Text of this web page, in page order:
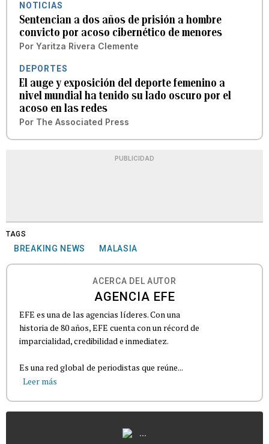
NOTICIAS
Sentencian a dos años de prisión a hombre
convicto por acoso cibernético de menores
Por Yaritza Rivera Clemente
DEPORTES
El auge y exposición del deporte femenino a
nivel mundial ha tenido su lado oscuro por el
acoso en las redes
Por The Associated Press
PUBLICIDAD
TAGS
BREAKING NEWS MALASIA
ACERCA DEL AUTOR
AGENCIA EFE
EFE es una de las agencias líderes. Con una
historia de 80 años, EFE cuenta con un récord de
imparcialidad, credibilidad e inmediatez.
Es una red global de periodistas que reúne...
Leer más
...